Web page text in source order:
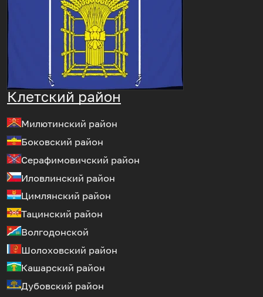
Клетский район
Милютинский район
Боковский район
Серафимовичский район
Иловлинский район
Цимлянский район
Тацинский район
Волгодонской
Шолоховский район
Кашарский район
Дубовский район